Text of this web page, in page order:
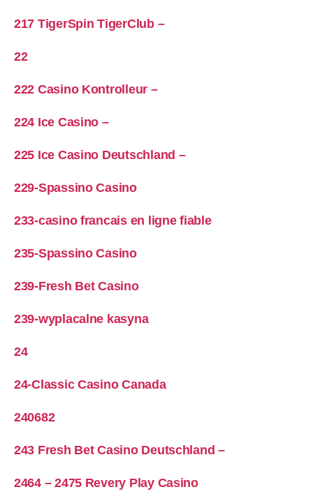
217 TigerSpin TigerClub –
22
222 Casino Kontrolleur –
224 Ice Casino –
225 Ice Casino Deutschland –
229-Spassino Casino
233-casino francais en ligne fiable
235-Spassino Casino
239-Fresh Bet Casino
239-wyplacalne kasyna
24
24-Classic Casino Canada
240682
243 Fresh Bet Casino Deutschland –
2464 – 2475 Revery Play Casino